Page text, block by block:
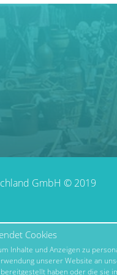
GmbH © 2019
Cookies
Inhalte und Anzeigen zu
unserer Website an
haben oder die sie